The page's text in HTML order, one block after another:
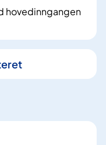
hovedinngangen